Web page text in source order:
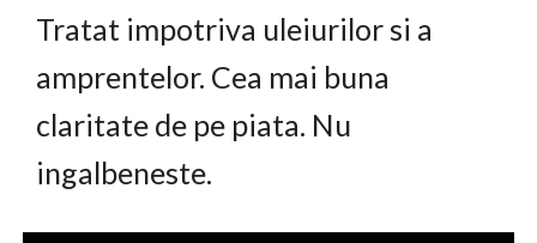
Tratat impotriva uleiurilor si a
amprentelor. Cea mai buna
claritate de pe piata. Nu
ingalbeneste.